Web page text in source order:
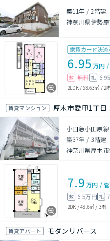
築11年 /2階建
神奈川県伊勢
家賃カード決済
6.95 万円
敷 無料 礼
2LDK/58.63㎡ /2
賃貸マンション 厚木市愛甲1丁
小田急小田原
築37年 / 3階建
神奈川県厚木
7.9 万円 /
敷 6.5万円礼
2DK /48.6㎡ / 3階
賃貸アパート モダンリバース